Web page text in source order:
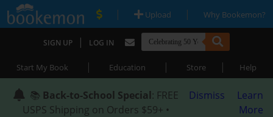
| Upload | Why Bookemon?
SIGN UP | LOG IN
Start My Book | Education | Store | Help
📚 Back-to-School Special: FREE
USPS Shipping on Orders $59+ •
Dismiss
Learn
More